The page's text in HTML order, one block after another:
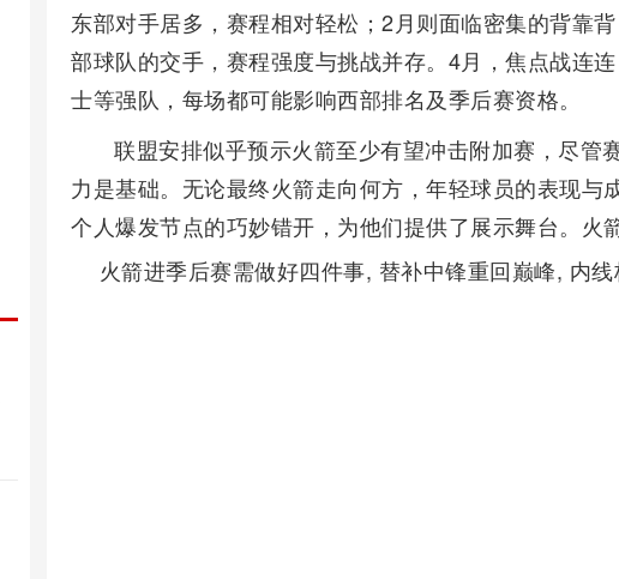
东部对手居多，赛程相对轻松；2月则面临密集的背靠
部球队的交手，赛程强度与挑战并存。4月，焦点战连
士等强队，每场都可能影响西部排名及季后赛资格。
联盟安排似乎预示火箭至少有望冲击附加赛，尽管
力是基础。无论最终火箭走向何方，年轻球员的表现与
个人爆发节点的巧妙错开，为他们提供了展示舞台。火
火箭进季后赛需做好四件事, 替补中锋重回巅峰, 内